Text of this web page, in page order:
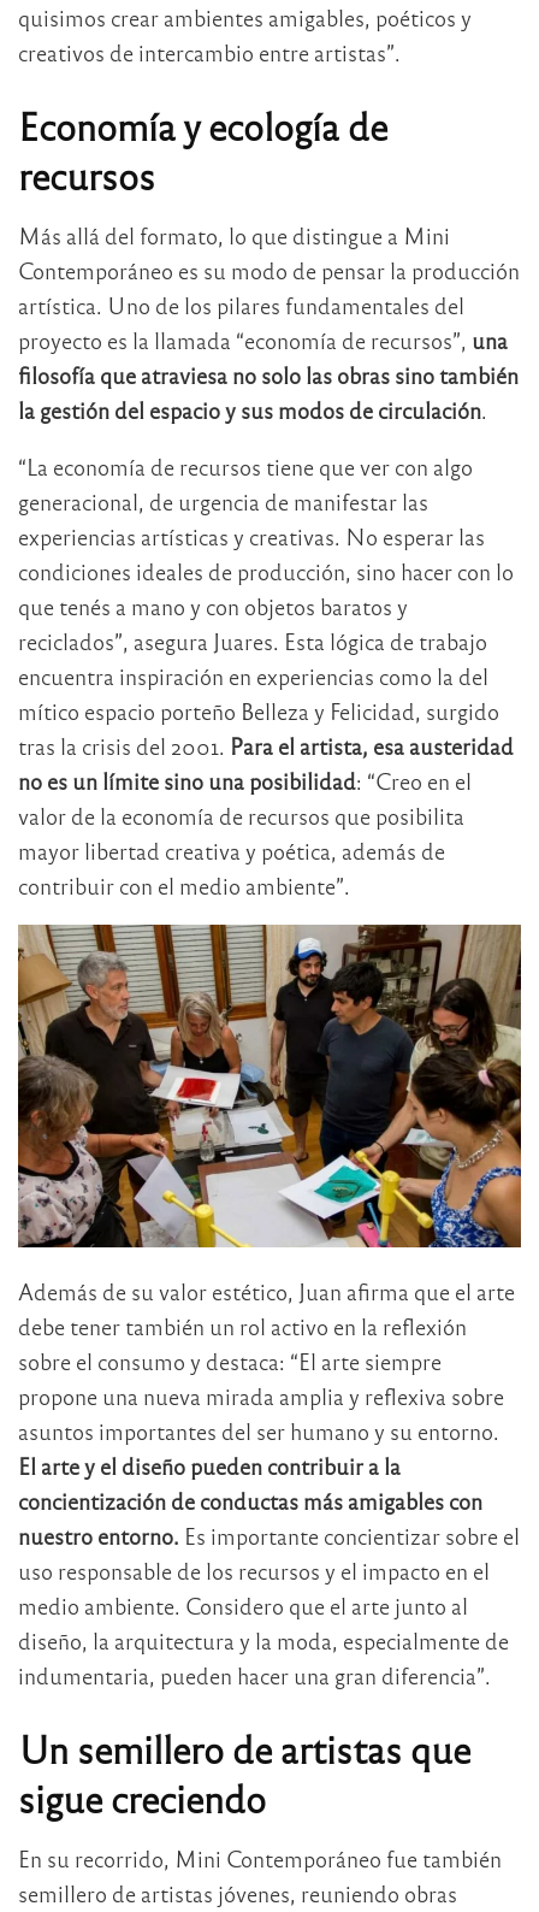
quisimos crear ambientes amigables, poéticos y
creativos de intercambio entre artistas”.
Economía y ecología de
recursos
Más allá del formato, lo que distingue a Mini
Contemporáneo es su modo de pensar la producción
artística. Uno de los pilares fundamentales del
proyecto es la llamada “economía de recursos”, una
filosofía que atraviesa no solo las obras sino también
la gestión del espacio y sus modos de circulación.
“La economía de recursos tiene que ver con algo
generacional, de urgencia de manifestar las
experiencias artísticas y creativas. No esperar las
condiciones ideales de producción, sino hacer con lo
que tenés a mano y con objetos baratos y
reciclados”, asegura Juares. Esta lógica de trabajo
encuentra inspiración en experiencias como la del
mítico espacio porteño Belleza y Felicidad, surgido
tras la crisis del 2001. Para el artista, esa austeridad
no es un límite sino una posibilidad: “Creo en el
valor de la economía de recursos que posibilita
mayor libertad creativa y poética, además de
contribuir con el medio ambiente”.
Además de su valor estético, Juan afirma que el arte
debe tener también un rol activo en la reflexión
sobre el consumo y destaca: “El arte siempre
propone una nueva mirada amplia y reflexiva sobre
asuntos importantes del ser humano y su entorno.
El arte y el diseño pueden contribuir a la
concientización de conductas más amigables con
nuestro entorno. Es importante concientizar sobre el
uso responsable de los recursos y el impacto en el
medio ambiente. Considero que el arte junto al
diseño, la arquitectura y la moda, especialmente de
indumentaria, pueden hacer una gran diferencia”.
Un semillero de artistas que
sigue creciendo
En su recorrido, Mini Contemporáneo fue también
semillero de artistas jóvenes, reuniendo obras